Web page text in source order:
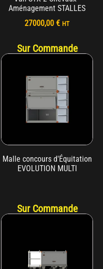
Aménagement STALLES
27000,00 € HT
Malle concours d'Équitation
EVOLUTION MULTI
Sur Commande
Sur Commande